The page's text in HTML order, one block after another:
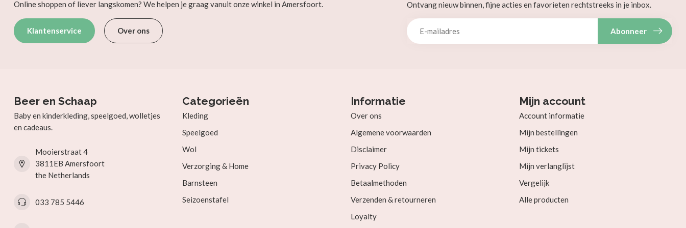
Online shoppen of liever langskomen? We helpen je graag vanuit onze winkel in Amersfoort.
Klantenservice Over ons
Ontvang nieuw binnen, fijne acties en favorieten rechtstreeks in je inbox.
Abonneer
Beer en Schaap
Baby en kinderkleding, speelgoed, wolletjes
en cadeaus.
Mooierstraat 4
3811EB Amersfoort
the Netherlands
033 785 5446
Categorieën
Kleding
Speelgoed
Wol
Verzorging & Home
Barnsteen
Seizoenstafel
Informatie
Over ons
Algemene voorwaarden
Disclaimer
Privacy Policy
Betaalmethoden
Verzenden & retourneren
Loyalty
Mijn account
Account informatie
Mijn bestellingen
Mijn tickets
Mijn verlanglijst
Vergelijk
Alle producten